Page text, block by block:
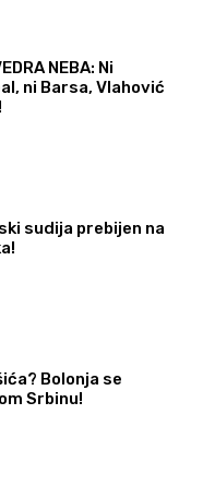
NEBA: Ni
ni Barsa, Vlahović
sudija prebijen na
Bolonja se
Srbinu!